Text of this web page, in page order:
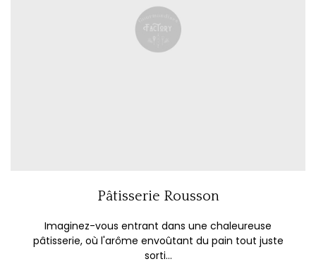
Pâtisserie Rousson
Imaginez-vous entrant dans une chaleureuse
pâtisserie, où l'arôme envoûtant du pain tout juste
sorti...